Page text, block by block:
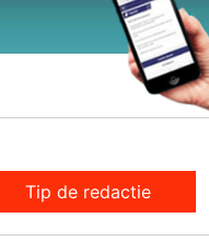
Tip de redactie